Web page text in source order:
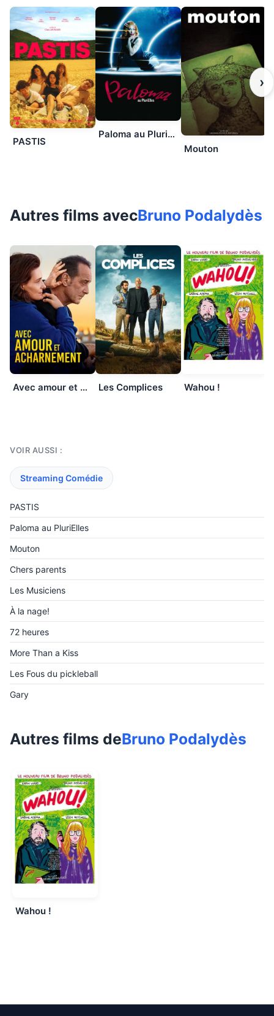
PASTIS
Paloma au PluriElles
Mouton
›
Autres films avecBruno Podalydès
Avec amour et acharnement Les Complices Wahou !
VOIR AUSSI :
Streaming Comédie
PASTIS
Paloma au PluriElles
Mouton
Chers parents
Les Musiciens
À la nage!
72 heures
More Than a Kiss
Les Fous du pickleball
Gary
Autres films deBruno Podalydès
Wahou !